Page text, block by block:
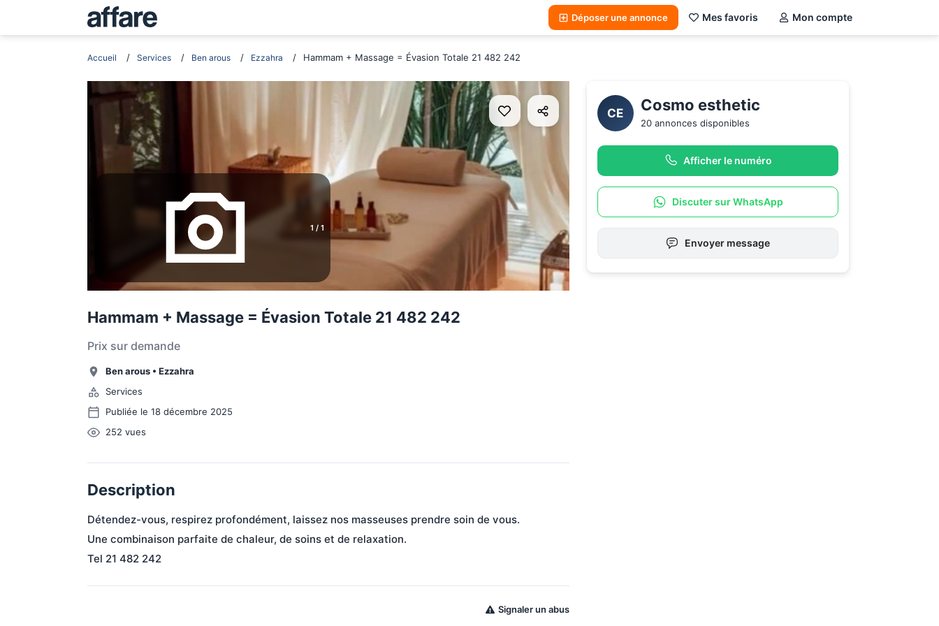
Déposer une annonce Mes favoris Mon compte
Accueil Services Ben arous Ezzahra Hammam + Massage = Évasion Totale 21 482 242
1 / 1
Hammam + Massage = Évasion Totale 21 482 242
Prix sur demande
Ben arous• Ezzahra
Services
Publiée le 18 décembre 2025
252 vues
Description
Détendez-vous, respirez profondément, laissez nos masseuses prendre soin de vous.
Une combinaison parfaite de chaleur, de soins et de relaxation.
Tel 21 482 242
Signaler un abus
CE Cosmo esthetic
20 annonces disponibles
Afficher le numéro
Discuter sur WhatsApp
Envoyer message